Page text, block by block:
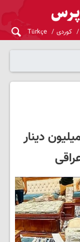
کوردی Türkçe
۳ میلیون دلار و ۷۰۰ میلیون دینار